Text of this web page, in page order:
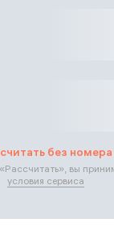
без номера
Рассчитать», вы
условия сервиса